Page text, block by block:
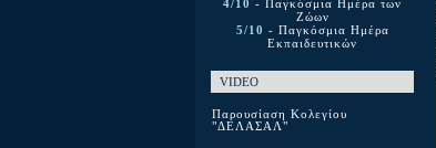
4/10 - Παγκόσμια Ημέρα των
Ζώων
5/10 - Παγκόσμια Ημέρα
Εκπαιδευτικών
VIDEO
Παρουσίαση Κολεγίου
"ΔΕΛΑΣΑΛ"